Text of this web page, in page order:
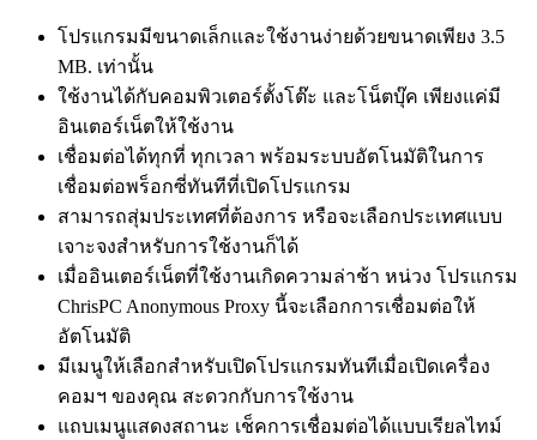
โปรแกรมมีขนาดเล็กและใช้งานง่ายด้วยขนาดเพียง 3.5
MB. เท่านั้น
ใช้งานได้กับคอมพิวเตอร์ตั้งโต๊ะ และโน็ตบุ๊ค เพียงแค่มี
อินเตอร์เน็ตให้ใช้งาน
เชื่อมต่อได้ทุกที่ ทุกเวลา พร้อมระบบอัตโนมัติในการ
เชื่อมต่อพร็อกซี่ทันทีที่เปิดโปรแกรม
สามารถสุ่มประเทศที่ต้องการ หรือจะเลือกประเทศแบบ
เจาะจงสำหรับการใช้งานก็ได้
เมื่ออินเตอร์เน็ตที่ใช้งานเกิดความล่าช้า หน่วง โปรแกรม
ChrisPC Anonymous Proxy นี้จะเลือกการเชื่อมต่อให้
อัตโนมัติ
มีเมนูให้เลือกสำหรับเปิดโปรแกรมทันทีเมื่อเปิดเครื่อง
คอมฯ ของคุณ สะดวกกับการใช้งาน
แถบเมนูแสดงสถานะ เช็คการเชื่อมต่อได้แบบเรียลไทม์